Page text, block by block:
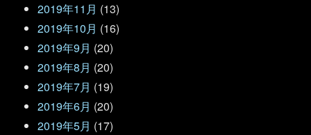
2019年11月 (13)
2019年10月 (16)
2019年9月 (20)
2019年8月 (20)
2019年7月 (19)
2019年6月 (20)
2019年5月 (17)